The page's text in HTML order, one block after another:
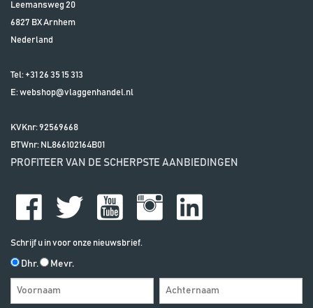
Leemansweg 20
6827 BXArnhem
Nederland
Tel: +31 26 35 15 313
E:webshop@vlaggenhandel.nl
KVKnr: 92569668
BTWnr: NL866102164B01
PROFITEER VAN DE SCHERPSTE AANBIEDINGEN
Schrijf u in voor onze nieuwsbrief.
Dhr. Mevr.